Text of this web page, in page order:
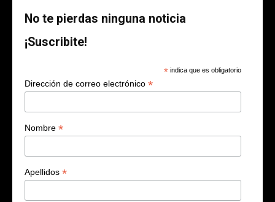
No te pierdas ninguna noticia
¡Suscribite!
* indica que es obligatorio
Dirección de correo electrónico *
Nombre *
Apellidos *